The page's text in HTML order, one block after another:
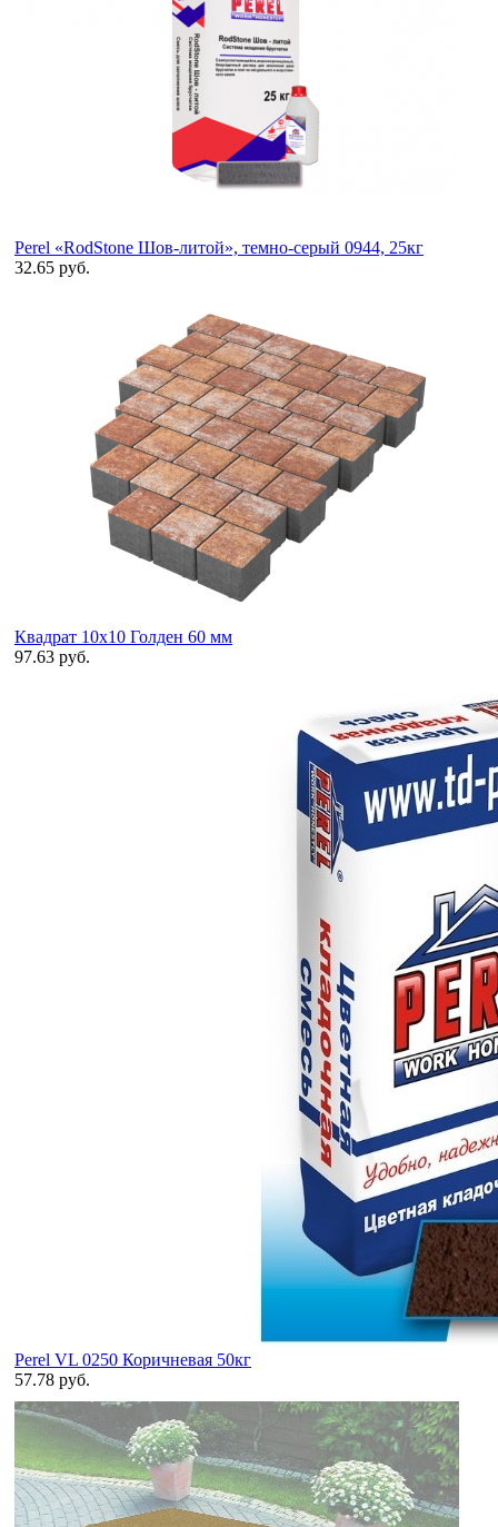
Perel «RodStone Шов-литой», темно-серый 0944, 25кг
32.65 руб.
Квадрат 10х10 Голден 60 мм
97.63 руб.
Perel VL 0250 Коричневая 50кг
57.78 руб.